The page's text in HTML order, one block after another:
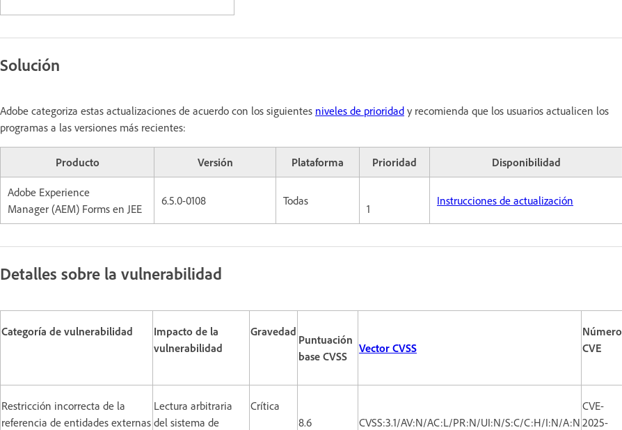
Solución
Adobe categoriza estas actualizaciones de acuerdo con los siguientes niveles de prioridad y recomienda que los usuarios actualicen los
programas a las versiones más recientes:
Producto Versión Plataforma Prioridad Disponibilidad
Adobe Experience
Manager (AEM) Forms en JEE
6.5.0-0108 Todas
1
Instrucciones de actualización
Detalles sobre la vulnerabilidad
Categoría de vulnerabilidad
Impacto de la
vulnerabilidad
Gravedad
Puntuación
base CVSS
Vector CVSS
Número
CVE
Restricción incorrecta de la
referencia de entidades externas
Lectura arbitraria
del sistema de
Crítica
8.6
CVSS:3.1/AV:N/AC:L/PR:N/UI:N/S:C/C:H/I:N/A:N
CVE-
2025-